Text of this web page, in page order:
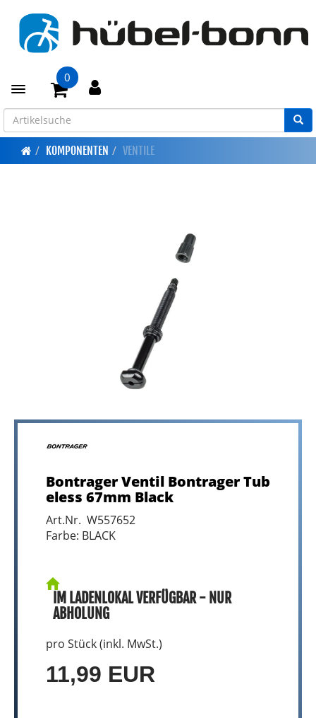
Toggle navigation
0
KOMPONENTEN VENTILE
Bontrager Ventil Bontrager Tub
eless 67mm Black
Art.Nr. W557652
Farbe: BLACK
IM LADENLOKAL VERFÜGBAR - NUR
ABHOLUNG
pro Stück (inkl. MwSt.)
11,99 EUR